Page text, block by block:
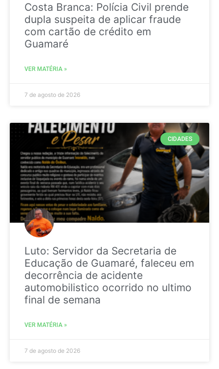
Costa Branca: Polícia Civil prende
dupla suspeita de aplicar fraude
com cartão de crédito em
Guamaré
VER MATÉRIA »
7 de agosto de 2026
CIDADES
Luto: Servidor da Secretaria de
Educação de Guamaré, faleceu em
decorrência de acidente
automobilistico ocorrido no ultimo
final de semana
VER MATÉRIA »
7 de agosto de 2026